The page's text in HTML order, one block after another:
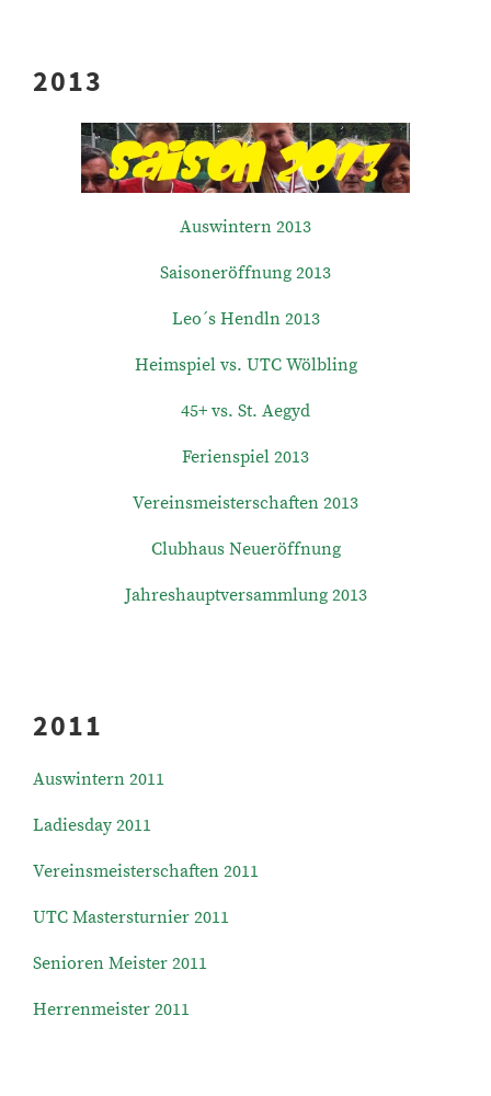
2013
Auswintern 2013
Saisoneröffnung 2013
Leo´s Hendln 2013
Heimspiel vs. UTC Wölbling
45+ vs. St. Aegyd
Ferienspiel 2013
Vereinsmeisterschaften 2013
Clubhaus Neueröffnung
Jahreshauptversammlung 2013
2011
Auswintern 2011
Ladiesday 2011
Vereinsmeisterschaften 2011
UTC Mastersturnier 2011
Senioren Meister 2011
Herrenmeister 2011